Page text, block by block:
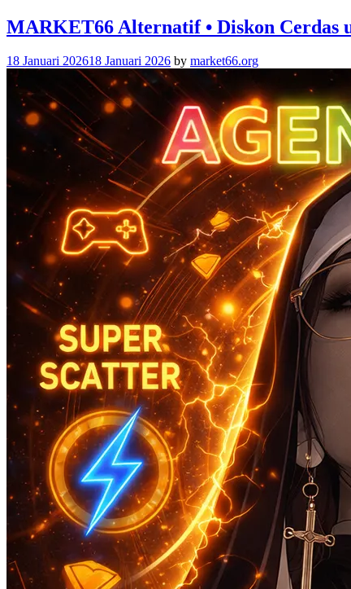
MARKET66 Alternatif • Diskon Cerdas
18 Januari 202618 Januari 2026 by market66.org